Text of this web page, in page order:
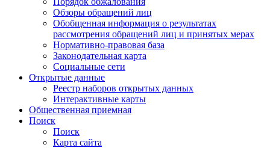
Обзоры обращений лиц
Обобщенная информация о результатах
рассмотрения обращений лиц и принятых мерах
Нормативно-правовая база
Законодательная карта
Социальные сети
Открытые данные
Реестр наборов открытых данных
Интерактивные карты
Общественная приемная
Поиск
Поиск
Карта сайта